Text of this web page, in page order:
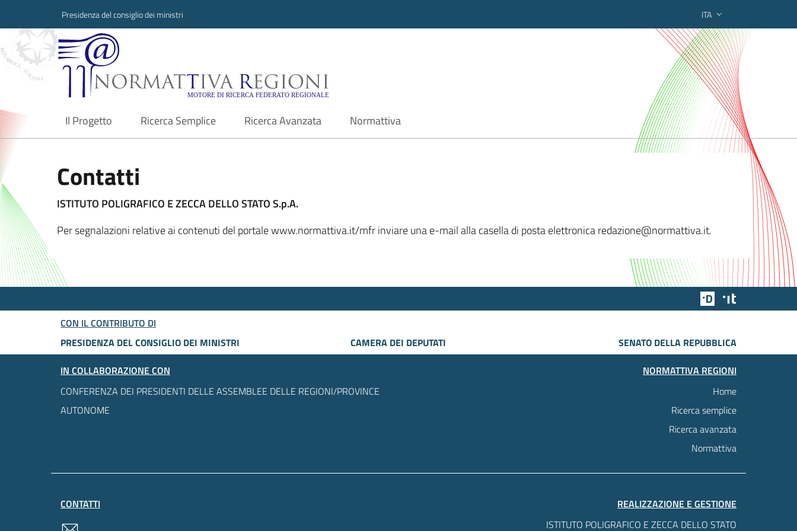
Presidenza del consiglio dei ministri ITA
Normattiva Regioni - Motore di ricerca federato regionale
Il Progetto
current Ricerca Semplice Ricerca Avanzata Normattiva
Contatti
ISTITUTO POLIGRAFICO E ZECCA DELLO STATO S.p.A.
Per segnalazioni relative ai contenuti del portale www.normattiva.it/mfr inviare una e-mail alla casella di posta elettronica redazione@normattiva.it.
Team Digitale
CON IL CONTRIBUTO DI
PRESIDENZA DEL CONSIGLIO DEI MINISTRI
CAMERA DEI DEPUTATI
SENATO DELLA REPUBBLICA
IN COLLABORAZIONE CON
CONFERENZA DEI PRESIDENTI DELLE ASSEMBLEE DELLE REGIONI/PROVINCE
AUTONOME
NORMATTIVA REGIONI
Home
Ricerca semplice
Ricerca avanzata
Normattiva
CONTATTI
REALIZZAZIONE E GESTIONE
ISTITUTO POLIGRAFICO E ZECCA DELLO STATO